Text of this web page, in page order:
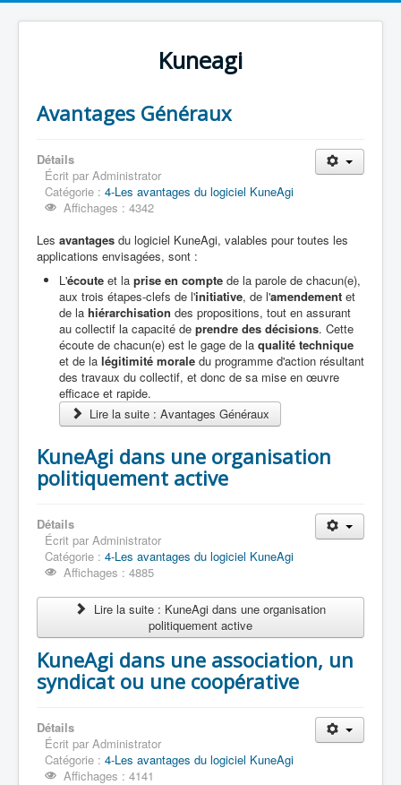
Kuneagi
Avantages Généraux
Détails
Écrit par Administrator
Catégorie : 4-Les avantages du logiciel KuneAgi
Affichages : 4342
Les avantages du logiciel KuneAgi, valables pour toutes les
applications envisagées, sont :
L'écoute et la prise en compte de la parole de chacun(e),
aux trois étapes-clefs de l'initiative, de l'amendement et
de la hiérarchisation des propositions, tout en assurant
au collectif la capacité de prendre des décisions. Cette
écoute de chacun(e) est le gage de la qualité technique
et de la légitimité morale du programme d'action résultant
des travaux du collectif, et donc de sa mise en œuvre
efficace et rapide.
Lire la suite : Avantages Généraux
KuneAgi dans une organisation
politiquement active
Détails
Écrit par Administrator
Catégorie : 4-Les avantages du logiciel KuneAgi
Affichages : 4885
Lire la suite : KuneAgi dans une organisation
politiquement active
KuneAgi dans une association, un
syndicat ou une coopérative
Détails
Écrit par Administrator
Catégorie : 4-Les avantages du logiciel KuneAgi
Affichages : 4141